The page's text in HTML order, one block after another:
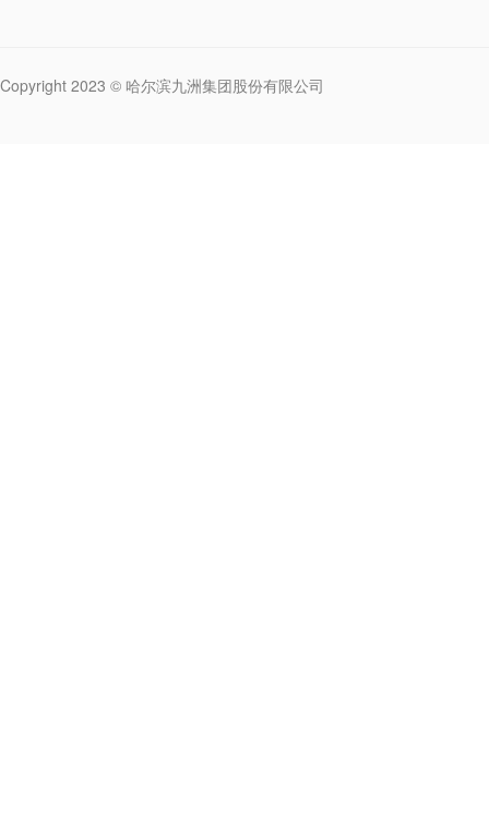
Copyright 2023 © 哈尔滨九洲集团股份有限公司